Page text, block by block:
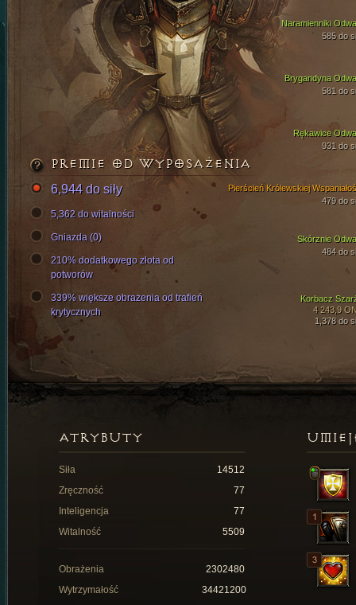
Brygandyna
581 do
Rękawice
931 do
Naramienniki
585 do
Skórznie
484 do
Korbacz
4 243,9
1,378 do
Pierścień Królewskiej
479 do
PREMIE OD WYPOSAŻENIA
6,944 do siły
5,362 do witalności
Gniazda (0)
210% dodatkowego złota od
potworów
339% większe obrażenia od trafień
krytycznych
ATRYBUTY
Siła
14512
Zręczność
77
Inteligencja
77
Witalność
5509
Obrażenia
2302480
Wytrzymałość
34421200